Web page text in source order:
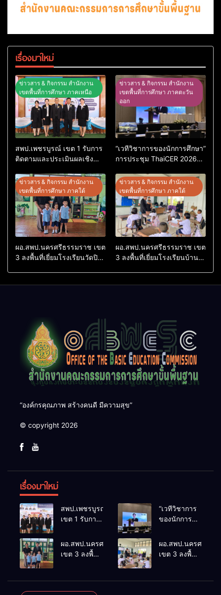
เรื่องมาใหม่
ข่าวสาร & กิจกรรม สำนักงาน
เขตพื้นที่การศึกษา ภาคเหนือ
สพป.เพชรบูรณ์ เขต 1 รับการ
ติดตามและประเมินผลเชิง
ต้นแบบ” ระดับประเทศ รุ่นที่ 3
ประจำปีงบประมาณ พ.ศ.
2569
ข่าวสาร & กิจกรรม สำนักงาน
เขตพื้นที่การศึกษา ภาคตะวัน
ออก
“เวทีวิชาการของนักการศึกษา”
การประชุม ThaiCER 2026
Conference on Education
Research (ThaiCER) 2026
ข่าวสาร & กิจกรรม สำนักงาน
เขตพื้นที่การศึกษา ภาคใต้
ผอ.สพป.นครศรีธรรมราช เขต
3 ลงพื้นที่เยี่ยมโรงเรียนวัดปิยา
ข่าวสาร & กิจกรรม สำนักงาน
เขตพื้นที่การศึกษา ภาคใต้
ผอ.สพป.นครศรีธรรมราช เขต
3 ลงพื้นที่เยี่ยมโรงเรียนบ้าน
“องค์กรคุณภาพ สร้างคนดี มีความสุข”
© copyright 2026
เรื่องมาใหม่
สพป.เพชรบูรณ์
เขต 1 รับการ
ประเมินผล
เชิงประจักษ์
ต้นแบบ”
ระดับประเทศ
“เวทีวิชาการ
ของนักการ
ThaiCER
International
ผอ.สพป.นครศรีธรรมราช
เขต 3 ลงพื้นที่
ผอ.สพป.นครศรีธรร
เขต 3 ลงพื้นที่